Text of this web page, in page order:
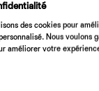
en son genre.
et que le
des cookies pour
Nous
améliorer votre